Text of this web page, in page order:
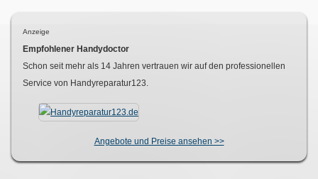
Anzeige
Empfohlener Handydoctor
Schon seit mehr als 14 Jahren vertrauen wir auf den professionellen
Service von Handyreparatur123.
Angebote und Preise ansehen >>